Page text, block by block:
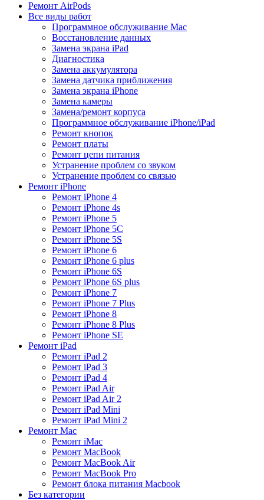
Ремонт AirPods
Все виды работ
Программное обслуживание Mac
Восстановление данных
Замена экрана iPad
Диагностика
Замена аккумулятора
Замена датчика приближения
Замена экрана iPhone
Замена камеры
Замена/ремонт корпуса
Программное обслуживание iPhone/iPad
Ремонт кнопок
Ремонт платы
Ремонт цепи питания
Устранение проблем со звуком
Устранение проблем со связью
Ремонт iPhone
Ремонт iPhone 4
Ремонт iPhone 4s
Ремонт iPhone 5
Ремонт iPhone 5C
Ремонт iPhone 5S
Ремонт iPhone 6
Ремонт iPhone 6 plus
Ремонт iPhone 6S
Ремонт iPhone 6S plus
Ремонт iPhone 7
Ремонт iPhone 7 Plus
Ремонт iPhone 8
Ремонт iPhone 8 Plus
Ремонт iPhone SE
Ремонт iPad
Ремонт iPad 2
Ремонт iPad 3
Ремонт iPad 4
Ремонт iPad Air
Ремонт iPad Air 2
Ремонт iPad Mini
Ремонт iPad Mini 2
Ремонт Mac
Ремонт iMac
Ремонт MacBook
Ремонт MacBook Air
Ремонт MacBook Pro
Ремонт блока питания Macbook
Без категории